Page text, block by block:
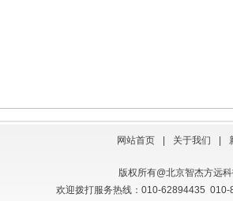
网站首页 关于我们
版权所有@北京智杰方
欢迎拨打服务热线：010-62894435